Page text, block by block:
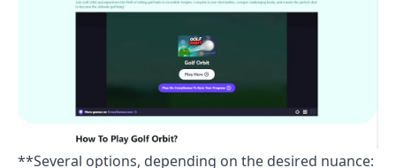
**Several options, depending on the desired nuance: